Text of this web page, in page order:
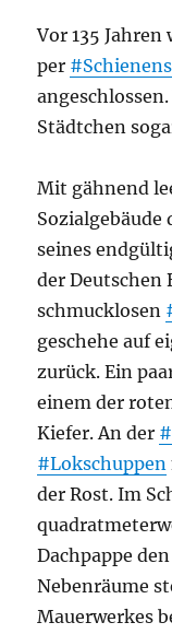
Vor 135
per
Städtchen
Mit gähnend
Sozialgebäude
seines
der Deutschen
schmucklosen
geschehe auf
zurück. Ein
einem der
Kiefer. An der
#Lokschuppen
der Rost. Im
Dachpappe
Nebenräume
Mauerwerkes